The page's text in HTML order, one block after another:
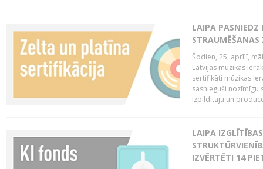
LAIPA PASNIEDZ
Šodien, 25. aprīlī,
Latvijas mūzikas
sertifikāti mūzikas
sasnieguši nozīmīgu
Izpildītāju un
LAIPA
IZVĒRTĒTI 14